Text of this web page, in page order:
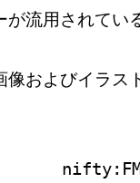
が流用されてい
およびイラス